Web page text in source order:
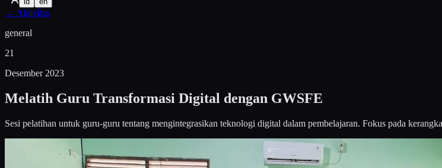
← Aktivitas
general
21
Desember 2023
Melatih Guru Transformasi Digital dengan GWSFE
Sesi pelatihan untuk guru-guru tentang mengintegrasikan teknologi digital dalam pembelajaran. Fokus pada